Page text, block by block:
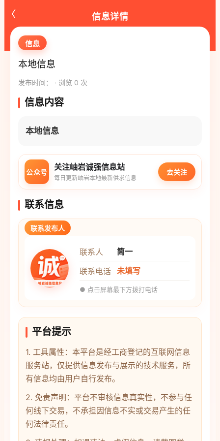
‹ 信息详情
信息
本地信息
发布时间： · 浏览 0 次
信息内容
本地信息
公众号
关注岫岩诚强信息站
每日更新岫岩本地最新供求信息
去关注
联系信息
联系发布人
联系人
简一
联系电话 未填写
● 点击屏幕最下方拨打电话
平台提示
1. 工具属性：本平台是经工商登记的互联网信息
服务站，仅提供信息发布与展示的技术服务，所
有信息均由用户自行发布。
2. 免责声明：平台不审核信息真实性，不参与任
何线下交易，不承担因信息不实或交易产生的任
何法律责任。